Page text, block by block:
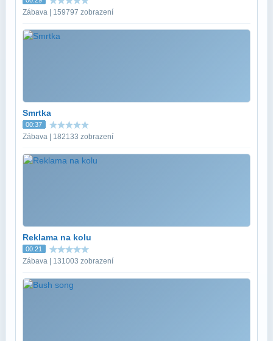
Zábava | 159797 zobrazení
Smrtka
00:37
Zábava | 182133 zobrazení
Reklama na kolu
00:21
Zábava | 131003 zobrazení